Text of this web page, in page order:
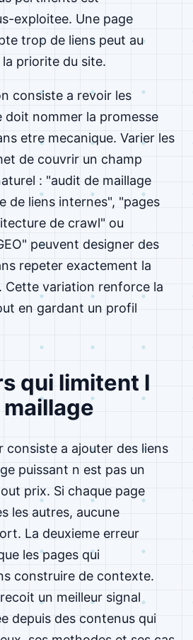
exploitee. Une page
trop de liens peut au
priorite du site.
consiste a revoir les
doit nommer la promesse
etre mecanique. Varier les
de couvrir un champ
: "audit de maillage
de liens internes", "pages
de crawl" ou
peuvent designer des
repeter exactement la
Cette variation renforce la
en gardant un profil
qui limitent l
consiste a ajouter des liens
puissant n est pas un
prix. Si chaque page
les autres, aucune
La deuxieme erreur
les pages qui
construire de contexte.
un meilleur signal
depuis des contenus qui